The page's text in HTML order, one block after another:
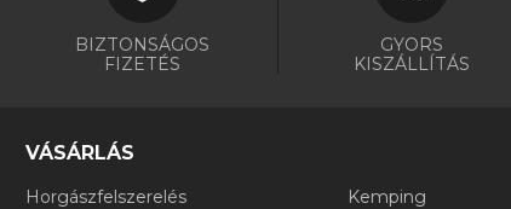
BIZTONSÁGOS
FIZETÉS
GYORS
KISZÁLLÍTÁS
VÁSÁRLÁS
Horgászfelszerelés
Kemping